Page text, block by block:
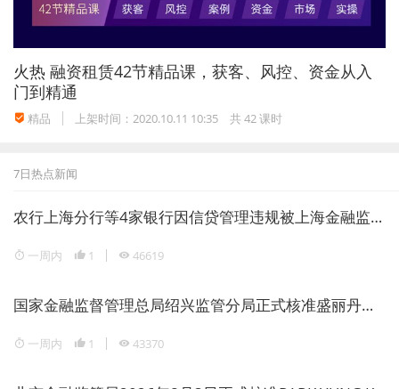
火热 融资租赁42节精品课，获客、风控、资金从入
门到精通
精品 上架时间：2020.10.11 10:35 共 42 课时
7日热点新闻
农行上海分行等4家银行因信贷管理违规被上海金融监管局重罚1946万元
一周内 1 46619
国家金融监督管理总局绍兴监管分局正式核准盛丽丹担任瑞丰银行副行长
一周内 1 43370